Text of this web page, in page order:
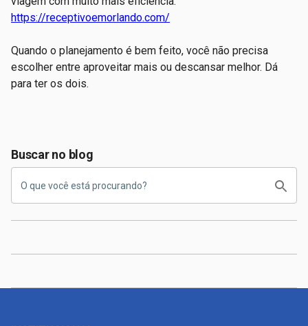
https://receptivoemorlando.com/
Quando o planejamento é bem feito, você não precisa
escolher entre aproveitar mais ou descansar melhor. Dá
para ter os dois.
Buscar no blog